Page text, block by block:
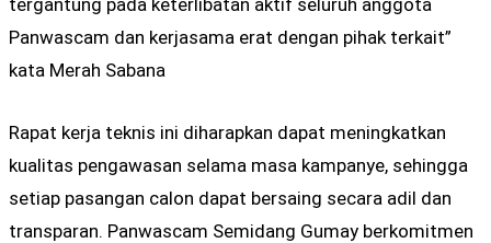
Panwascam dan kerjasama erat dengan pihak terkait”
kata Merah Sabana
Rapat kerja teknis ini diharapkan dapat meningkatkan
kualitas pengawasan selama masa kampanye, sehingga
setiap pasangan calon dapat bersaing secara adil dan
transparan. Panwascam Semidang Gumay berkomitmen